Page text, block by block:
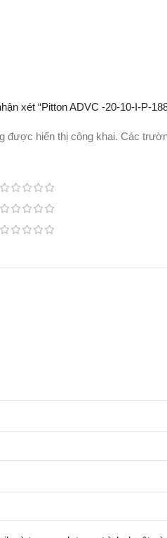
xét “Pitton ADVC -20-10-I-P-
được hiển thị công khai. Các